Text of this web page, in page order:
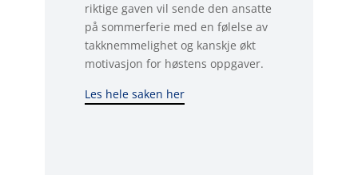
riktige gaven vil sende den ansatte
på sommerferie med en følelse av
takknemmelighet og kanskje økt
motivasjon for høstens oppgaver.
Les hele saken her